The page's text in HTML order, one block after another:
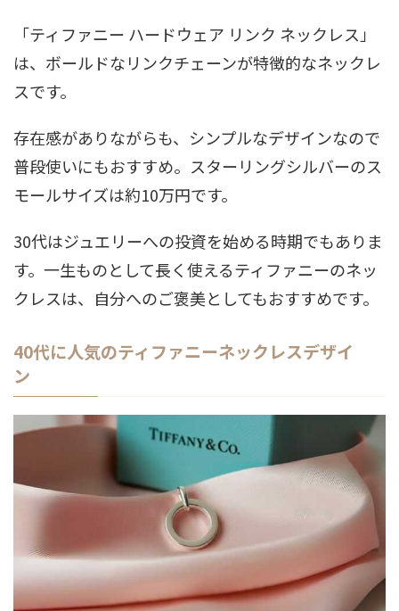
「ティファニー ハードウェア リンク ネックレス」
は、ボールドなリンクチェーンが特徴的なネックレ
スです。
存在感がありながらも、シンプルなデザインなので
普段使いにもおすすめ。スターリングシルバーのス
モールサイズは約10万円です。
30代はジュエリーへの投資を始める時期でもありま
す。一生ものとして長く使えるティファニーのネッ
クレスは、自分へのご褒美としてもおすすめです。
40代に人気のティファニーネックレスデザイ
ン